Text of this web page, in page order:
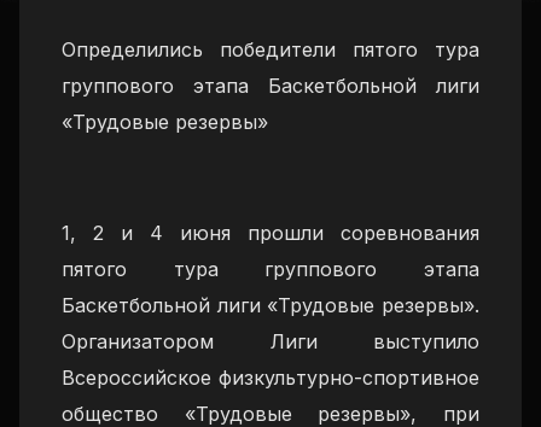
Определились победители пятого тура
группового этапа Баскетбольной лиги
«Трудовые резервы»
1, 2 и 4 июня прошли соревнования
пятого тура группового этапа
Баскетбольной лиги «Трудовые резервы».
Организатором Лиги выступило
Всероссийское физкультурно-спортивное
общество «Трудовые резервы», при